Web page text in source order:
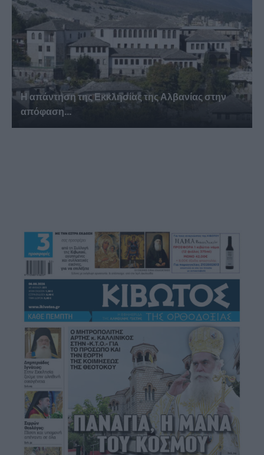
Η απάντηση της Εκκλησίας της Αλβανίας στην
απόφαση...